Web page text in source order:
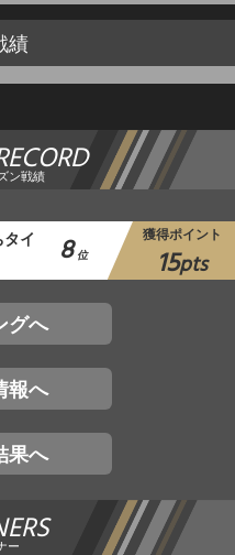
績
ン戦績
イ 8 位
獲得ポイント
15pts
グへ
報へ
果へ
ー